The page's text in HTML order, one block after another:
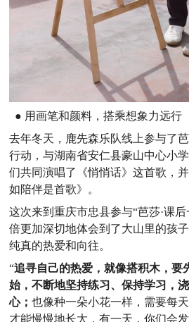
● 用画笔和颜料，搭乘想象力远行
去年冬天，鹿先森乐队线上参与了
行动，与湖南省安仁县豪山中心小
们共同演唱了《悄悄话》这首歌，
如陪伴是首歌》。
这次来到重庆市忠县参与“芭莎·课
倍更加深切地体会到了大山里的孩
纯真的热爱和向往。
“追寻自己的热爱，就像搭积木，要
始，不断地坚持练习、保持学习，
心；也像种一朵小花一样，需要每
才能慢慢地长大，有一天，你们会